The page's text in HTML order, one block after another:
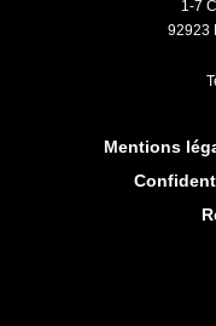
1-7
92923
Mentions